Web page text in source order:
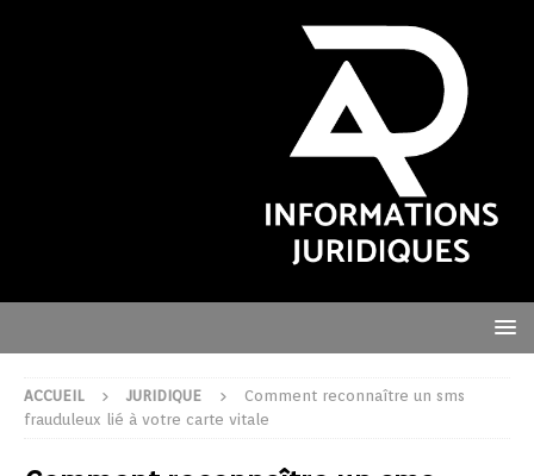
ACCUEIL JURIDIQUE
Comment reconnaître un sms
frauduleux lié à votre carte vitale